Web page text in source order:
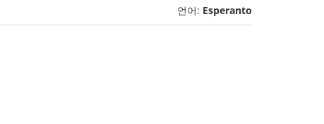
언어: Esperanto